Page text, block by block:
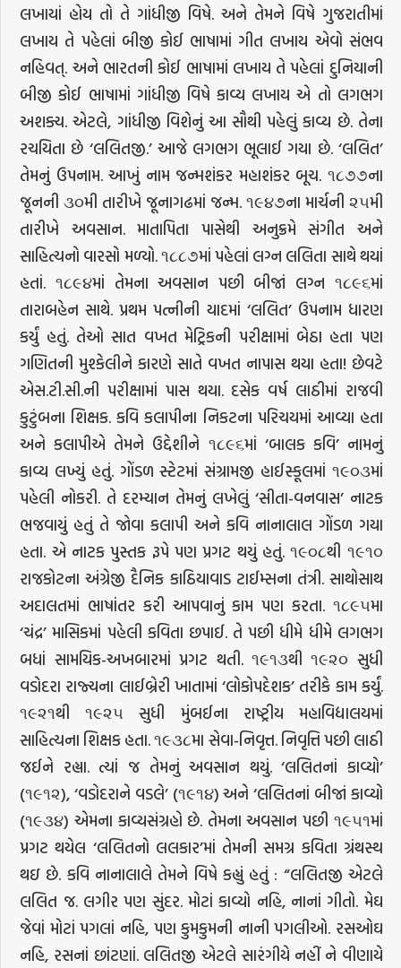
લખાયાં હોય તો તે ગાંધીજી વિષે. અને તેમને વિષે ગુજરાતીમાં
લખાય તે પહેલાં બીજી કોઈ ભાષામાં ગીત લખાય એવો સંભવ
નહિવત્. અને ભારતની કોઈ ભાષામાં લખાય તે પહેલાં દુનિયાની
બીજી કોઈ ભાષામાં ગાંધીજી વિષે કાવ્ય લખાય એ તો લગભગ
અશક્ય. એટલે, ગાંધીજી વિશેનું આ સૌથી પહેલું કાવ્ય છે. તેના
રચયિતા છે ‘લલિતજી.’ આજે લગભગ ભૂલાઈ ગયા છે. ‘લલિત’
તેમનું ઉપનામ. આખું નામ જન્મશંકર મહાશંકર બૂચ. ૧૮૭૭ના
જૂનની ૩૦મી તારીખે જૂનાગઢમાં જન્મ. ૧૯૪૭ના માર્ચની ૨૫મી
તારીખે અવસાન. માતાપિતા પાસેથી અનુક્રમે સંગીત અને
સાહિત્યનો વારસો મળ્યો. ૧૮૮૭માં પહેલાં લગ્ન લલિતા સાથે થયાં
હતાં. ૧૮૯૪માં તેમના અવસાન પછી બીજાં લગ્ન ૧૮૯૬માં
તારાબહેન સાથે. પ્રથમ પત્નીની યાદમાં ‘લલિત’ ઉપનામ ધારણ
કર્યું હતું. તેઓ સાત વખત મેટ્રિકની પરીક્ષામાં બેઠા હતા પણ
ગણિતની મુશ્કેલીને કારણે સાતે વખત નાપાસ થયા હતા! છેવટે
એસ.ટી.સી.ની પરીક્ષામાં પાસ થયા. દસેક વર્ષ લાઠીમાં રાજવી
કુટુંબના શિક્ષક. કવિ કલાપીના નિકટના પરિચયમાં આવ્યા હતા
અને કલાપીએ તેમને ઉદ્દેશીને ૧૮૯૬માં ‘બાલક કવિ’ નામનું
કાવ્ય લખ્યું હતું. ગોંડળ સ્ટેટમાં સંગ્રામજી હાઈસ્કૂલમાં ૧૯૦૩માં
પહેલી નોકરી. તે દરમ્યાન તેમનું લખેલું ‘સીતા-વનવાસ’ નાટક
ભજવાયું હતું તે જોવા કલાપી અને કવિ નાનાલાલ ગોંડળ ગયા
હતા. એ નાટક પુસ્તક રૂપે પણ પ્રગટ થયું હતું. ૧૯૦૮થી ૧૯૧૦
રાજકોટના અંગ્રેજી દૈનિક કાઠિયાવાડ ટાઈમ્સના તંત્રી. સાથોસાથ
અદાલતમાં ભાષાંતર કરી આપવાનું કામ પણ કરતા. ૧૮૯૫મા
‘ચંદ્ર’ માસિકમાં પહેલી કવિતા છપાઈ. તે પછી ધીમે ધીમે લગભગ
બધાં સામયિક-અખબારમાં પ્રગટ થતી. ૧૯૧૩થી ૧૯૨૦ સુધી
વડોદરા રાજ્યના લાઈબ્રેરી ખાતામાં ‘લોકોપદેશક’ તરીકે કામ કર્યું.
૧૯૨૧થી ૧૯૨૫ સુધી મુંબઈના રાષ્ટ્રીય મહાવિદ્યાલયમાં
સાહિત્યના શિક્ષક હતા. ૧૯૩૮મા સેવા-નિવૃત્ત. નિવૃત્તિ પછી લાઠી
જઈને રહ્યા. ત્યાં જ તેમનું અવસાન થયું. ‘લલિતનાં કાવ્યો’
(૧૯૧૨), ‘વડોદરાને વડલે’ (૧૯૧૪) અને ‘લલિતનાં બીજાં કાવ્યો
(૧૯૩૪) એમના કાવ્યસંગ્રહો છે. તેમના અવસાન પછી ૧૯૫૧માં
પ્રગટ થયેલ ‘લલિતનો લલકાર’માં તેમની સમગ્ર કવિતા ગ્રંથસ્થ
થઇ છે. કવિ નાનાલાલે તેમને વિષે કહ્યું હતું : “લલિતજી એટલે
લલિત જ. લગીર પણ સુંદર. મોટાં કાવ્યો નહિ, નાનાં ગીતો. મેઘ
જેવાં મોટાં પગલાં નહિ, પણ કુમકુમની નાની પગલીઓ. રસઓઘ
નહિ, રસનાં છાંટણાં. લલિતજી એટલે સારંગીયે નહીં ને વીણાયે